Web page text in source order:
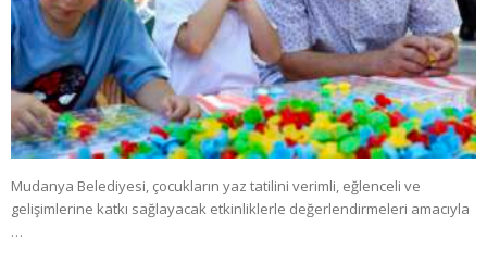
Mudanya Belediyesi, çocukların yaz tatilini verimli, eğlenceli ve
gelişimlerine katkı sağlayacak etkinliklerle değerlendirmeleri amacıyla
…